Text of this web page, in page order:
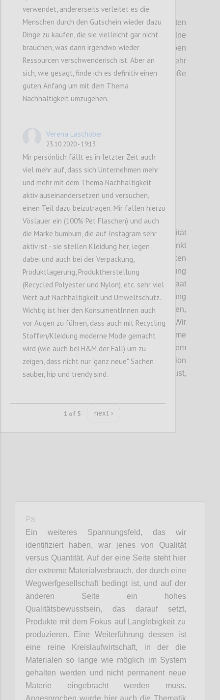
Möglichkeit,mit unterschiedlichen
Maßnahmen, die Sicherheit von Lieferketten
zu beeinflussen . Auch, wenn einzelne
Maßnahmen keinen großen Einfluss haben
können, sind sie gesamt gesehen
sehr
schwer vorherzusagen,könnenaber
große
Auswirkungen haben.
P7
Wie auch schon im Punkt Souveränität
angesprochen, mussten wir den
Punkt
Wohlstandsverlust durch lokales Denken
nochmalsher vorheben. Eine Abschottung
hätte geradefüreinenexportorientieren Staat
wie Österreich eine verheerende Auswirkung
und würde zu einen Wohlstandverlust führen,
dem das Volk nicht zustimmen würde.
Wir
haben daher festgehalten, dass vollkomme
Resilientsnur in einem autarken System
funktionieren würde und das in Kombination
mit dem daraus folgenden
Wohlstandsverlust,
P8
Ein weiteres Spannungsfeld,
das wir
identifiziert haben, war jenes von Qualität
versus Quantität. Auf der eine Seite steht hier
der extreme Materialverbrauch, der durch eine
Wegwerfgesellschaft bedingt ist, und auf der
anderen Seite ein hohes
Qualitätsbewusstsein, das darauf setzt,
Produkte mit dem Fokus auf Langlebigkeit zu
produzieren.
Eine Weiterführung dessen ist
eine reine
Kreislaufwirtschaft, in der die
Materialen so lange wie möglich im System
gehalten werden und nicht permanent neue
Materie eingebracht werden muss.
Angesprochen wurde hier auch die Thematik
verwendet, andererseits verleitet es die
Menschen durch den Gutschein wieder dazu
Dinge zu kaufen, die sie vielleicht gar nicht
brauchen, was dann irgendwo wieder
Ressourcen verschwenderisch ist. Aber an
sich, wie gesagt, finde ich es definitiv einen
guten Anfang um mit dem Thema
Nachhaltigkeit umzugehen.
Verena Laschober
23.10.2020 - 19:13
Mir persönlich fällt es in letzter Zeit auch
viel mehr auf, dass sich Unternehmen mehr
und mehr mit dem Thema Nachhaltigkeit
aktiv auseinandersetzen und versuchen,
einen Teil dazu beizutragen. Mir fallen hierzu
Vöslauer ein (100% Pet Flaschen) und auch
die Marke bumbum, die auf Instagram sehr
aktiv ist - sie stellen Kleidung her, legen
dabei und auch bei der Verpackung,
Produktlagerung, Produktherstellung
(Recycled Polyester und Nylon), etc. sehr viel
Wert auf Nachhaltigkeit und Umweltschutz.
Wichtig ist hier den KonsumentInnen auch
vor Augen zu führen, dass auch mit Recycling
Stoffen/Kleidung moderne Mode gemacht
wird (wie auch bei H&M der Fall) um zu
zeigen, dass nicht nur "ganz neue" Sachen
sauber, hip und trendy sind.
1 of 5 next ›